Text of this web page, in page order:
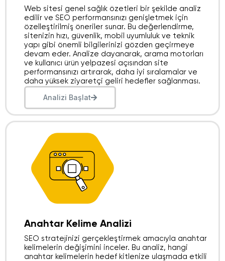
Web sitesi genel sağlık özetleri bir şekilde analiz
edilir ve SEO performansınızı genişletmek için
özelleştirilmiş öneriler sunar. Bu değerlendirme,
sitenizin hızı, güvenlik, mobil uyumluluk ve teknik
yapı gibi önemli bilgilerinizi gözden geçirmeye
devam eder. Analize dayanarak, arama motorları
ve kullanıcı ürün yelpazesi açısından site
performansınızı artırarak, daha iyi sıralamalar ve
daha yüksek ziyaretçi geliri hedefler sağlanması.
Analizi Başlat
Anahtar Kelime Analizi​
SEO stratejinizi gerçekleştirmek amacıyla anahtar
kelimelerin değişimini inceler. Bu analiz, hangi
anahtar kelimelerin hedef kitlenize ulaşmada etkili